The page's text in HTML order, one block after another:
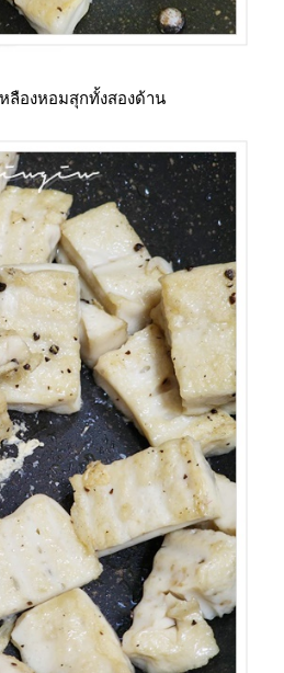
ลืองหอมสุกทั้งสองด้าน